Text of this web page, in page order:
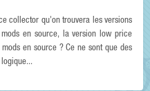
collector qu'on trouvera les versions
en source, la version low price
en source ? Ce ne sont que des
logique...